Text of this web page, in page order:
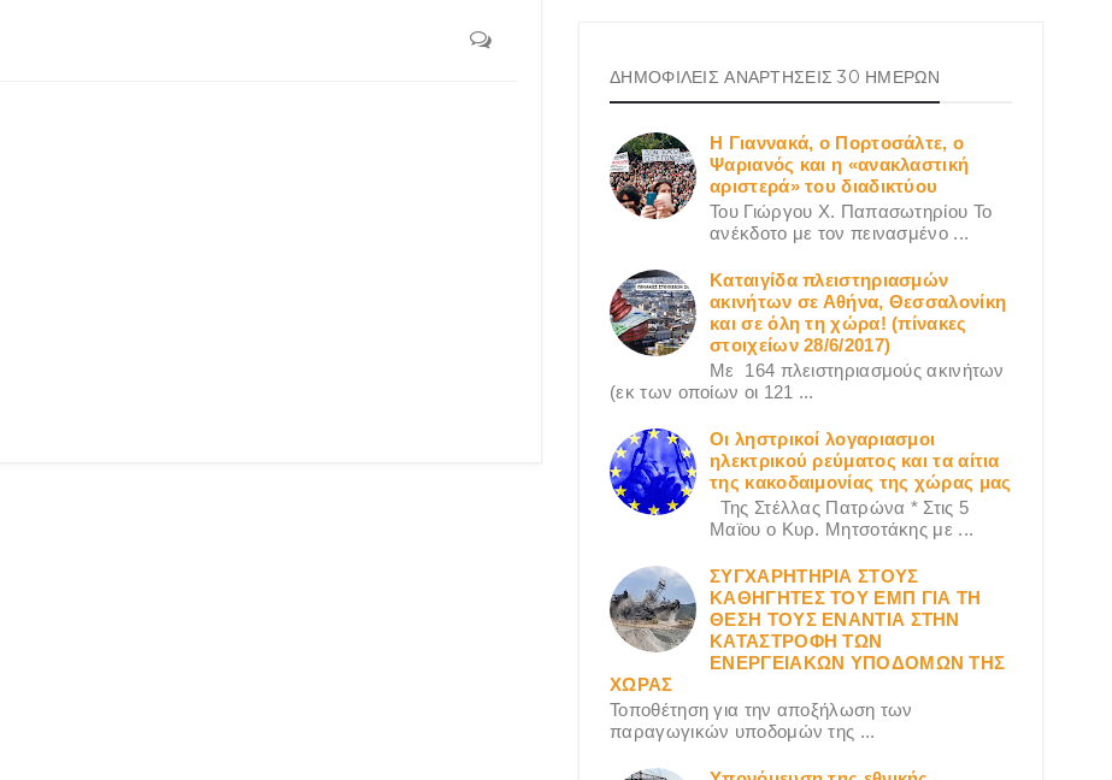
ΔΗΜΟΦΙΛΕΙΣ ΑΝΑΡΤΗΣΕΙΣ 30 ΗΜΕΡΩΝ
Η Γιαννακά, ο Πορτοσάλτε, ο
Ψαριανός και η «ανακλαστική
αριστερά» του διαδικτύου
Του Γιώργου X. Παπασωτηρίου Το
ανέκδοτο με τον πεινασμένο ...
Καταιγίδα πλειστηριασμών
ακινήτων σε Αθήνα, Θεσσαλονίκη
και σε όλη τη χώρα! (πίνακες
στοιχείων 28/6/2017)
Με 164 πλειστηριασμούς ακινήτων
(εκ των οποίων οι 121 ...
Οι ληστρικοί λογαριασμοι
ηλεκτρικού ρεύματος και τα αίτια
της κακοδαιμονίας της χώρας μας
Της Στέλλας Πατρώνα * Στις 5
Μαϊου ο Κυρ. Μητσοτάκης με ...
ΣΥΓΧΑΡΗΤΗΡΙΑ ΣΤΟΥΣ
ΚΑΘΗΓΗΤΕΣ ΤΟΥ ΕΜΠ ΓΙΑ ΤΗ
ΘΕΣΗ ΤΟΥΣ ΕΝΑΝΤΙΑ ΣΤΗΝ
ΚΑΤΑΣΤΡΟΦΗ ΤΩΝ
ΕΝΕΡΓΕΙΑΚΩΝ ΥΠΟΔΟΜΩΝ ΤΗΣ
ΧΩΡΑΣ
Τοποθέτηση για την αποξήλωση των
παραγωγικών υποδομών της ...